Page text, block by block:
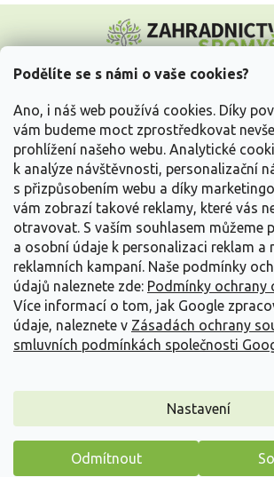
Podělíte se s námi o vaše cookies?
Ano, i náš web používá cookies. Díky
vám budeme moct zprostředkovat
prohlížení našeho webu. Analytické
k analýze návštěvnosti, personalizační
s přizpůsobením webu a díky
vám zobrazí takové reklamy, které vás
otravovat. S vaším souhlasem můžeme
a osobní údaje k personalizaci reklam a
reklamních kampaní. Naše podmínky
údajů naleznete zde: Podmínky ochrany
Více informací o tom, jak Google
údaje, naleznete v Zásadách ochrany
smluvních podmínkách společnosti
Nastavení
Odmítnout
p
Vše o nákupu
Informace pro Vás
Kontakujte nás
Vytvořil Shoptet
Copyright 2026Zahradnictví Spomyšl
vyhrazena.